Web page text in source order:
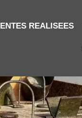
REALISEES